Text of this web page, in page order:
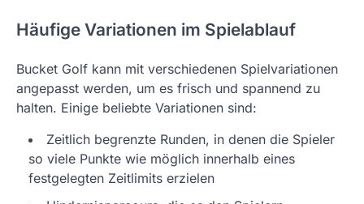
Häufige Variationen im Spielablauf
Bucket Golf kann mit verschiedenen Spielvariationen
angepasst werden, um es frisch und spannend zu
halten. Einige beliebte Variationen sind:
Zeitlich begrenzte Runden, in denen die Spieler
so viele Punkte wie möglich innerhalb eines
festgelegten Zeitlimits erzielen